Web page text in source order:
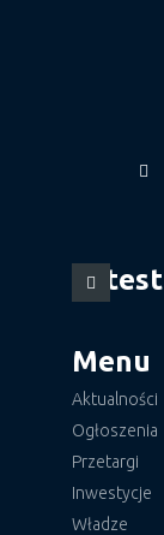
Menu
Aktualności
Ogłoszenia
Przetargi
Inwestycje
Władze